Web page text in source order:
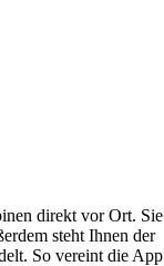
direkt vor Ort. Sie
steht Ihnen der
So vereint die App